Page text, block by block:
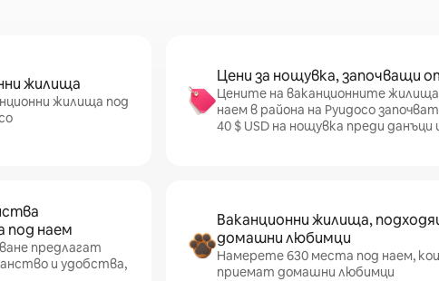
жилища
жилища под
Цени за нощувка, започващи
Цените на ваканционните
наем в района на Руидосо
40 $ USD на нощувка преди данъци
под наем
предлагат
и удобства,
Ваканционни жилища,
домашни любимци
Намерете 630 места под наем,
приемат домашни любимци